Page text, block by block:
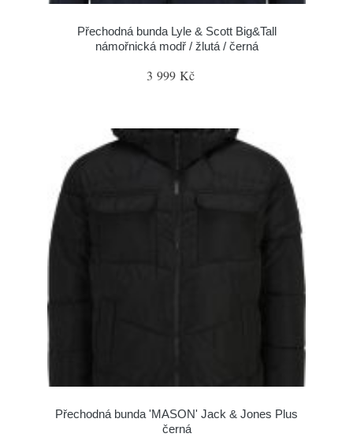
Přechodná bunda Lyle & Scott Big&Tall
námořnická modř / žlutá / černá
3 999 Kč
Přechodná bunda 'MASON' Jack & Jones Plus
černá